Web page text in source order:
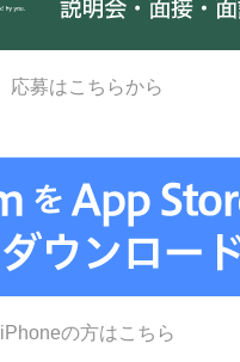
応募はこちらから
iPhoneの方はこちら